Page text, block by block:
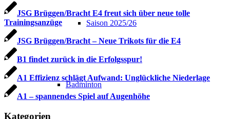
Saison 2025/26
Badminton
JSG Brüggen/Bracht E4 freut sich über neue tolle
Trainingsanzüge
JSG Brüggen/Bracht – Neue Trikots für die E4
B1 findet zurück in die Erfolgsspur!
A1 Effizienz schlägt Aufwand: Unglückliche Niederlage
A1 – spannendes Spiel auf Augenhöhe
Kategorien